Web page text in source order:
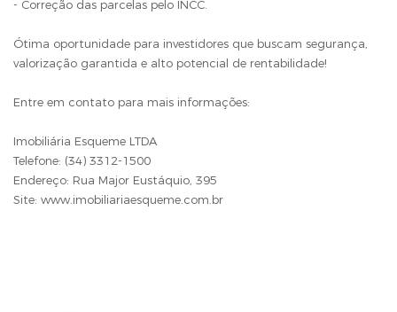
- Correção das parcelas pelo INCC.
Ótima oportunidade para investidores que buscam segurança,
valorização garantida e alto potencial de rentabilidade!
Entre em contato para mais informações:
Imobiliária Esqueme LTDA
Telefone: (34) 3312-1500
Endereço: Rua Major Eustáquio, 395
Site: www.imobiliariaesqueme.com.br